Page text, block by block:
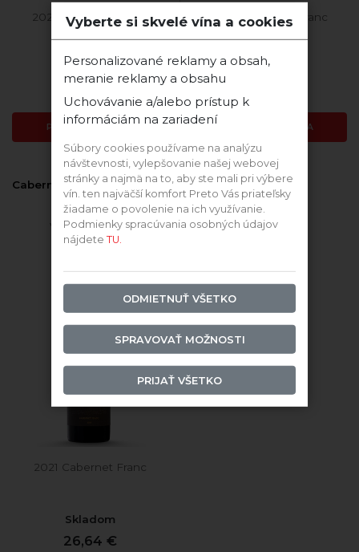
2023 Cabernet Franc
Skladom
PRIDAŤ DO KOŠÍKA
2025 Cabernet Franc
Skladom
PRIDAŤ DO KOŠÍKA
Cabernet Franc 2021 suché
Vinárstvo Tajna
2021 Cabernet Franc
Skladom
26,64 €
Vyberte si skvelé vína a cookies
Personalizované reklamy a obsah,
meranie reklamy a obsahu
Uchovávanie a/alebo prístup k
informáciám na zariadení
Súbory cookies používame na analýzu
návštevnosti, vylepšovanie našej webovej
stránky a najmä na to, aby ste mali pri výbere
vín. ten najväčší komfort Preto Vás priateľsky
žiadame o povolenie na ich využívanie.
Podmienky spracúvania osobných údajov
nájdeteTU.
ODMIETNUŤ VŠETKO
SPRAVOVAŤ MOŽNOSTI
PRIJAŤ VŠETKO